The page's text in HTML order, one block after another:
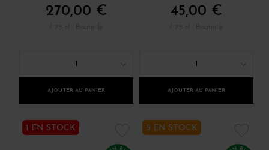
270,00 €
1
AJOUTER AU PANIER
45,00 €
1
AJOUTER AU PANIER
1 EN STOCK 5 EN STOCK